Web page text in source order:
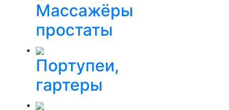
Массажёры
простаты
Портупеи,
гартеры